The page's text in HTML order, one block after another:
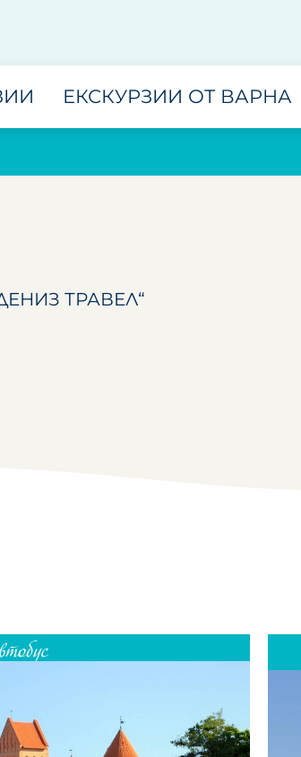
ЕКСКУРЗИИ ОТ ВАРНА
ТРАВЕЛ“